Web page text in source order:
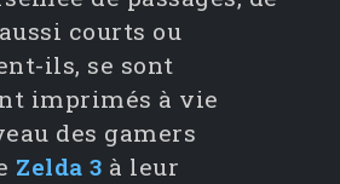
courts ou
ils, se sont
imprimés à vie
des gamers
Zelda 3 à leur